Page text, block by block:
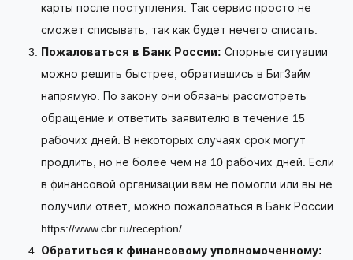
карты после поступления. Так сервис просто не
сможет списывать, так как будет нечего списать.
Пожаловаться в Банк России: Спорные ситуации
можно решить быстрее, обратившись в БигЗайм
напрямую. По закону они обязаны рассмотреть
обращение и ответить заявителю в течение 15
рабочих дней. В некоторых случаях срок могут
продлить, но не более чем на 10 рабочих дней. Если
в финансовой организации вам не помогли или вы не
получили ответ, можно пожаловаться в Банк России
https://www.cbr.ru/reception/.
Обратиться к финансовому уполномоченному: